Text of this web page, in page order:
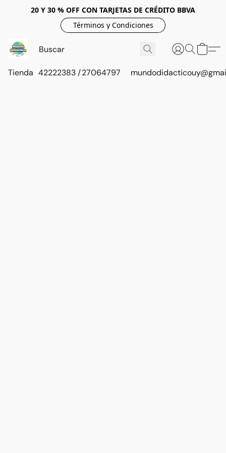
20 Y 30 % OFF CON TARJETAS DE CRÉDITO BBVA
Términos y Condiciones
Tienda 42222383 / 27064797